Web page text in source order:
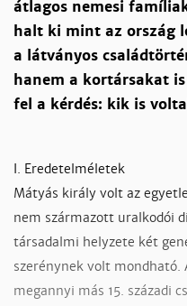
átlagos nemesi
halt ki mint az ország
a látványos
hanem a kortársakat
fel a kérdés: kik is
I. Eredetelméletek
Mátyás király volt az
nem származott uralkodói
társadalmi helyzete két
szerénynek volt
megannyi más 15. századi